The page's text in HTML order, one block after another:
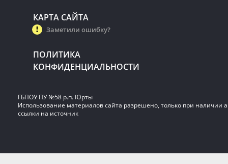
КАРТА САЙТА
Заметили ошибку?
ПОЛИТИКА
КОНФИДЕНЦИАЛЬНОСТИ
ГБПОУ ПУ №58 р.п. Юрты
Использование материалов сайта разрешено, только при наличии
ссылки на источник